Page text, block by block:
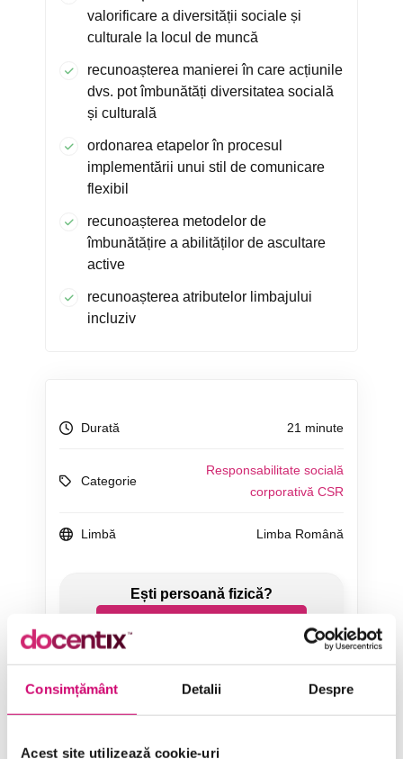
Consimțământ Detalii Despre
Acest site utilizează cookie-uri
valorificare a diversității sociale și
culturale la locul de muncă
recunoașterea manierei în care acțiunile
dvs. pot îmbunătăți diversitatea socială
și culturală
ordonarea etapelor în procesul
implementării unui stil de comunicare
flexibil
recunoașterea metodelor de
îmbunătățire a abilităților de ascultare
active
recunoașterea atributelor limbajului
incluziv
Durată 21 minute
Categorie
Responsabilitate socială
corporativă CSR
Limbă Limba Română
SOLICITĂ OFERTĂ